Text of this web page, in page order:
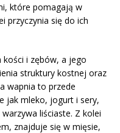
które pomagają w
przyczynia się do ich
i zębów, a jego
struktury kostnej oraz
wapnia to przede
jak mleko, jogurt i sery,
liściaste. Z kolei
znajduje się w mięsie,